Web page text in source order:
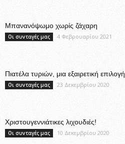
Μπανανόψωμο χωρίς ζάχαρη
Οι συνταγές μας 4 Φεβρουαρίου 2021
Πιατέλα τυριών, μια εξαιρετική επιλογή
Οι συνταγές μας 23 Δεκεμβρίου 2020
Χριστουγεννιάτικες λιχουδιές!
Οι συνταγές μας 10 Δεκεμβρίου 2020